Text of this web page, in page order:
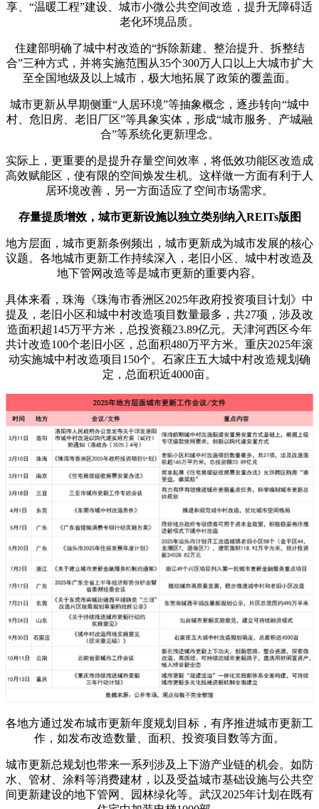
享、“温暖工程”建设、城市小微公共空间改造，提升无障碍适
老化环境品质。
住建部明确了城中村改造的“拆除新建、整治提升、拆整结
合”三种方式，并将实施范围从35个300万人口以上大城市扩大
至全国地级及以上城市，极大地拓展了政策的覆盖面。
城市更新从早期侧重“人居环境”等抽象概念，逐步转向“城中
村、危旧房、老旧厂区”等具象实体，形成“城市服务、产城融
合”等系统化更新理念。
实际上，更重要的是提升存量空间效率，将低效功能区改造成
高效赋能区，使有限的空间焕发生机。这样做一方面有利于人
居环境改善，另一方面适应了空间市场需求。
存量提质增效，城市更新设施以独立类别纳入REITs版图
地方层面，城市更新条例频出，城市更新成为城市发展的核心
议题。各地城市更新工作持续深入，老旧小区、城中村改造及
地下管网改造等是城市更新的重要内容。
具体来看，珠海《珠海市香洲区2025年政府投资项目计划》中
提及，老旧小区和城中村改造项目数量最多，共27项，涉及改
造面积超145万平方米，总投资额23.89亿元。天津河西区今年
共计改造100个老旧小区，总面积480万平方米。重庆2025年滚
动实施城中村改造项目150个。石家庄五大城中村改造规划确
定，总面积近4000亩。
各地方通过发布城市更新年度规划目标，有序推进城市更新工
作，如发布改造数量、面积、投资项目数等方面。
城市更新总规划也带来一系列涉及上下游产业链的机会。如防
水、管材、涂料等消费建材，以及受益城市基础设施与公共空
间更新建设的地下管网、园林绿化等。武汉2025年计划在既有